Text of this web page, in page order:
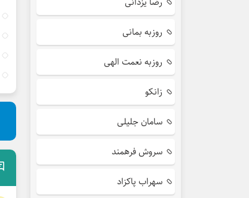
روزبه بمانی
روزبه نعمت الهی
زانکو
سامان جلیلی
سروش فرهمند
سهراب پاکزاد